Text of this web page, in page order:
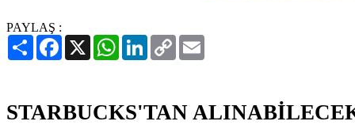
PAYLAŞ :
PaylaşFacebook
X WhatsAppLinkedIn
Copy
Link
STARBUCKS'TAN